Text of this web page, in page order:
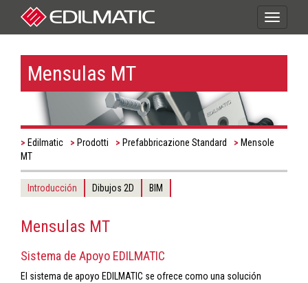
Toggle
Mensulas MT
Edilmatic Prodotti Prefabbricazione Standard
Mensole
MT
Introducción Dibujos 2D BIM
Mensulas MT
Sistema de Apoyo EDILMATIC
El sistema de apoyo EDILMATIC se ofrece como una solución